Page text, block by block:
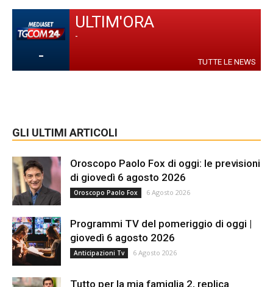
-
ULTIM'ORA
-
TUTTE LE NEWS
GLI ULTIMI ARTICOLI
Oroscopo Paolo Fox di oggi: le previsioni
di giovedì 6 agosto 2026
Oroscopo Paolo Fox 6 Agosto 2026
Programmi TV del pomeriggio di oggi |
giovedì 6 agosto 2026
Anticipazioni Tv 6 Agosto 2026
Tutto per la mia famiglia 2, replica